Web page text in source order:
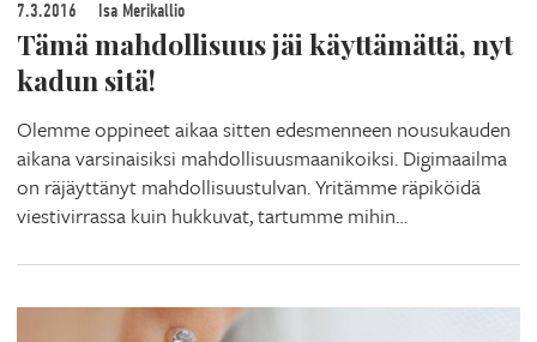
7.3.2016 Isa Merikallio
Tämä mahdollisuus jäi käyttämättä, nyt
kadun sitä!
Olemme oppineet aikaa sitten edesmenneen nousukauden
aikana varsinaisiksi mahdollisuusmaanikoiksi. Digimaailma
on räjäyttänyt mahdollisuustulvan. Yritämme räpiköidä
viestivirrassa kuin hukkuvat, tartumme mihin…